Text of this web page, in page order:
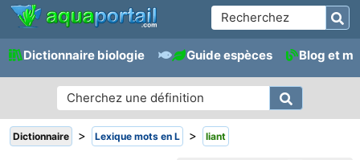
Dictionnaire biologie Guide espèces Blog et
Dictionnaire > Lexique mots en L > liant